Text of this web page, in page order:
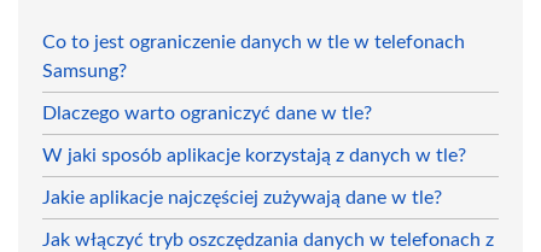
Co to jest ograniczenie danych w tle w telefonach
Samsung?
Dlaczego warto ograniczyć dane w tle?
W jaki sposób aplikacje korzystają z danych w tle?
Jakie aplikacje najczęściej zużywają dane w tle?
Jak włączyć tryb oszczędzania danych w telefonach z